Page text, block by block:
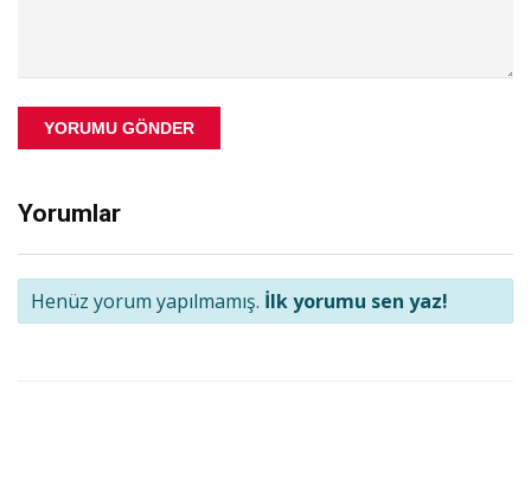
YORUMU GÖNDER
Yorumlar
Henüz yorum yapılmamış. İlk yorumu sen yaz!